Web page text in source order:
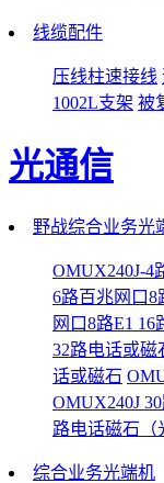
线缆配件
压线柱速接线
1002L支架 被
光通信
野战综合业务光
OMUX240J-4
6路百兆网口8
网口8路E1 16
32路电话或磁
话或磁石
OMUX240J
路电话磁石（
综合业务光端机